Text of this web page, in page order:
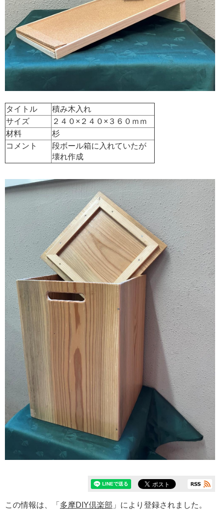
タイトル
積み木入れ
サイズ
２４０×２４０×３６０ｍｍ
材料
杉
コメント
段ボール箱に入れていたが
壊れ作成
この情報は、「 多摩DIY倶楽部 」により登録されました。